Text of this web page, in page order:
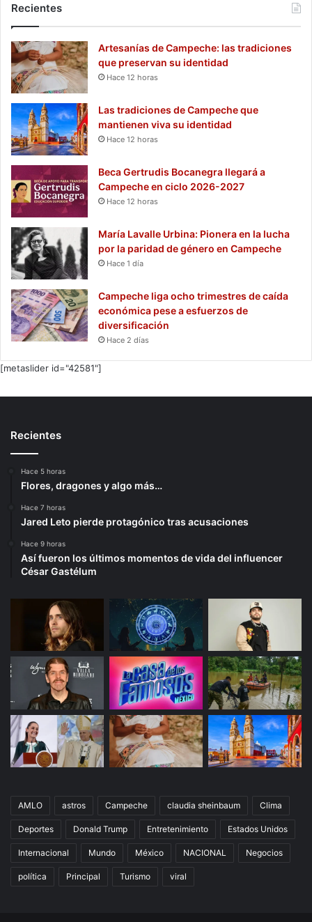
Recientes
Artesanías de Campeche: las tradiciones
que preservan su identidad
Hace 12 horas
Las tradiciones de Campeche que
mantienen viva su identidad
Hace 12 horas
Beca Gertrudis Bocanegra llegará a
Campeche en ciclo 2026-2027
Hace 12 horas
María Lavalle Urbina: Pionera en la lucha
por la paridad de género en Campeche
Hace 1 día
Campeche liga ocho trimestres de caída
económica pese a esfuerzos de
diversificación
Hace 2 días
[metaslider id="42581"]
Recientes
Hace 5 horas
Flores, dragones y algo más…
Hace 7 horas
Jared Leto pierde protagónico tras acusaciones
Hace 9 horas
Así fueron los últimos momentos de vida del influencer
César Gastélum
AMLO astros Campeche claudia sheinbaum Clima
Deportes Donald Trump Entretenimiento Estados Unidos
Internacional Mundo México NACIONAL Negocios
política Principal Turismo viral